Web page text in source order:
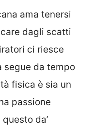
ama tenersi
dagli scatti
ci riesce
segue da tempo
fisica è sia un
passione
da’